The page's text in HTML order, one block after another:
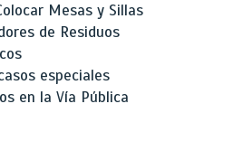
Mesas y Sillas
de Residuos
especiales
en la Vía Pública